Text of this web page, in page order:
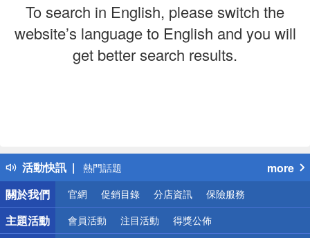
To search in English, please switch the
website’s language to English and you will
get better search results.
活動快訊
得獎公告
熱門話題
銀行優惠
偏遠地區配送
詐騙網頁！請小心！
more
關於我們
官網 促銷目錄 分店資訊 保險服務
主題活動 會員活動 注目活動 得獎公佈